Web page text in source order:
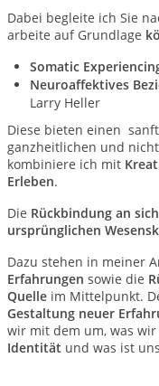
Dabei begleite ich Sie
arbeite auf Grundlage
Somatic
Neuroaffektives
Larry Heller
Diese bieten einen
ganzheitlichen und
kombiniere ich mit
Erleben.
Die Rückbindung an
ursprünglichen
Dazu stehen in meiner
Erfahrungen sowie die
Quelle im Mittelpunkt.
Gestaltung neuer
wir mit dem um, was
Identität und was ist